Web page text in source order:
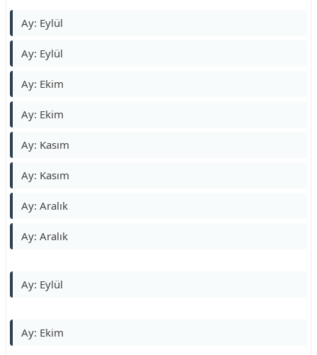
Ay: Eylül
Ay: Eylül
Ay: Ekim
Ay: Ekim
Ay: Kasım
Ay: Kasım
Ay: Aralık
Ay: Aralık
Ay: Eylül
Ay: Ekim